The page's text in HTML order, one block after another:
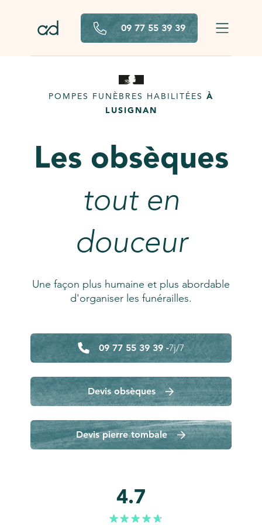
09 77 55 39 39
POMPES FUNÈBRES HABILITÉES À
LUSIGNAN
Les obsèques
tout en
douceur
Une façon plus humaine et plus abordable
d'organiser les funérailles.
09 77 55 39 39 -7j/7
Devis obsèques
Devis pierre tombale
4.7